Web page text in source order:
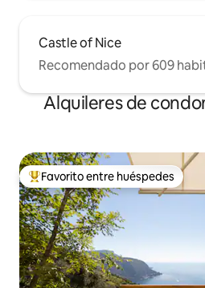
Castle of Nice
Recomendado por 609
Alquileres de
De los mejores en Favorito entre
Favorito entre huéspedes